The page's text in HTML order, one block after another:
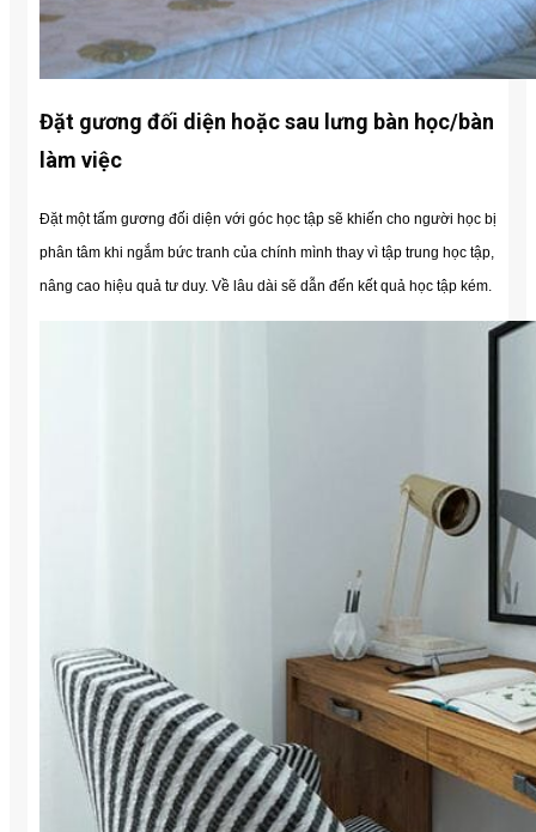
Đặt gương đối diện hoặc sau lưng bàn học/bàn
làm việc
Đặt một tấm gương đối diện với góc học tập sẽ khiến cho người học bị
phân tâm khi ngắm bức tranh của chính mình thay vì tập trung học tập,
nâng cao hiệu quả tư duy. Về lâu dài sẽ dẫn đến kết quả học tập kém.